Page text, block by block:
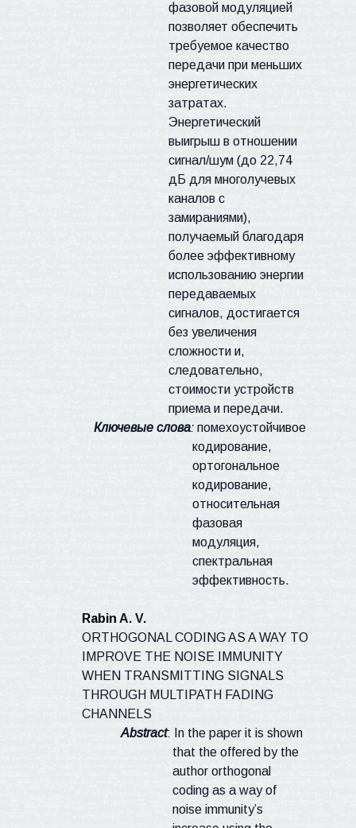
фазовой модуляцией
позволяет обеспечить
требуемое качество
передачи при меньших
энергетических
затратах.
Энергетический
выигрыш в отношении
сигнал/шум (до 22,74
дБ для многолучевых
каналов с
замираниями),
получаемый благодаря
более эффективному
использованию энергии
передаваемых
сигналов, достигается
без увеличения
сложности и,
следовательно,
стоимости устройств
приема и передачи.
Ключевые слова:помехоустойчивое
кодирование,
ортогональное
кодирование,
относительная
фазовая
модуляция,
спектральная
эффективность.
Rabin A. V.
ORTHOGONAL CODING AS A WAY TO
IMPROVE THE NOISE IMMUNITY
WHEN TRANSMITTING SIGNALS
THROUGH MULTIPATH FADING
CHANNELS
Abstract: In the paper it is shown
that the offered by the
author orthogonal
coding as a way of
noise immunity’s